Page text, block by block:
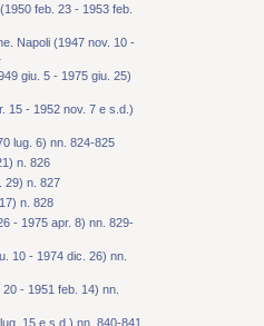
feb. 23 - 1953 feb.
Napoli (1947 nov. 10 -
giu. 5 - 1975 giu. 25)
15 - 1952 nov. 7 e s.d.)
lug. 6) nn. 824-825
n. 826
29) n. 827
n. 828
- 1975 apr. 8) nn. 829-
10 - 1974 dic. 26) nn.
- 1951 feb. 14) nn.
15 e s.d.) nn. 840-841